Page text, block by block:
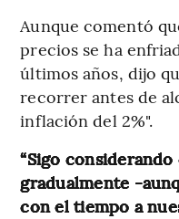
Aunque comentó
precios se ha
últimos años, dijo
recorrer antes de
inflación del 2%".
“Sigo
gradualmente -
con el tiempo a